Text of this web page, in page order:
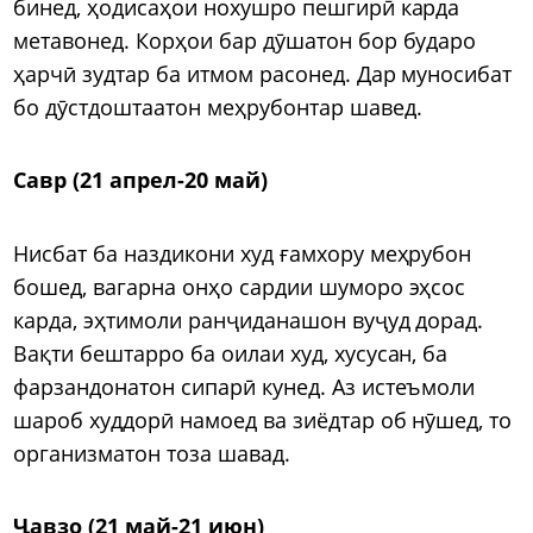
бинед, ҳодисаҳои нохушро пешгирӣ карда
метавонед. Корҳои бар дӯшатон бор бударо
ҳарчӣ зудтар ба итмом расонед. Дар муносибат
бо дӯстдоштаатон меҳрубонтар шавед.
Савр (21 апрел-20 май)
Нисбат ба наздикони худ ғамхору меҳрубон
бошед, вагарна онҳо сардии шуморо эҳсос
карда, эҳтимоли ранҷиданашон вуҷуд дорад.
Вақти бештарро ба оилаи худ, хусусан, ба
фарзандонатон сипарӣ кунед. Аз истеъмоли
шароб худдорӣ намоед ва зиёдтар об нӯшед, то
организматон тоза шавад.
Ҷавзо (21 май-21 июн)